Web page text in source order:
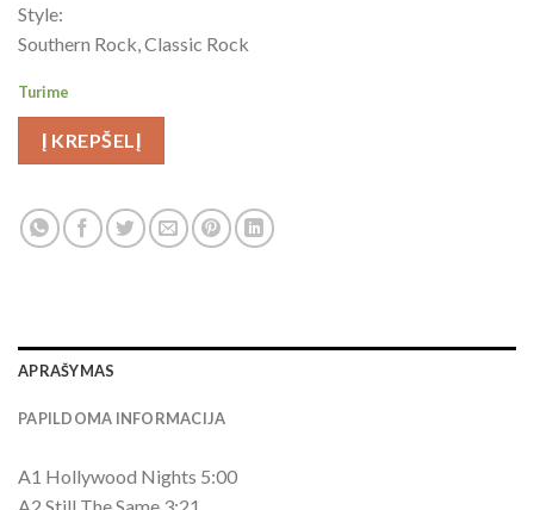
Style:
Southern Rock, Classic Rock
Turime
Į KREPŠELĮ
APRAŠYMAS
PAPILDOMA INFORMACIJA
A1 Hollywood Nights 5:00